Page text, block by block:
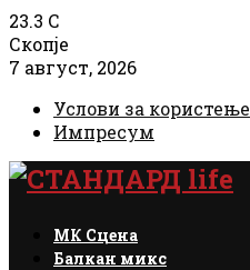
23.3 C
Скопје
7 август, 2026
Услови за користење
Импресум
Facebook
Instagram
Email
Rss
МК Сцена
Балкан микс